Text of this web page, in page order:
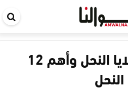
بالصور .. أنواع خلايا النحل وأهم 12